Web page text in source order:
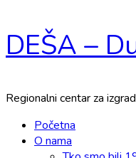
Skip
to
DEŠA –
Regionalni centar za
Primary
Menu
Početna
O nama